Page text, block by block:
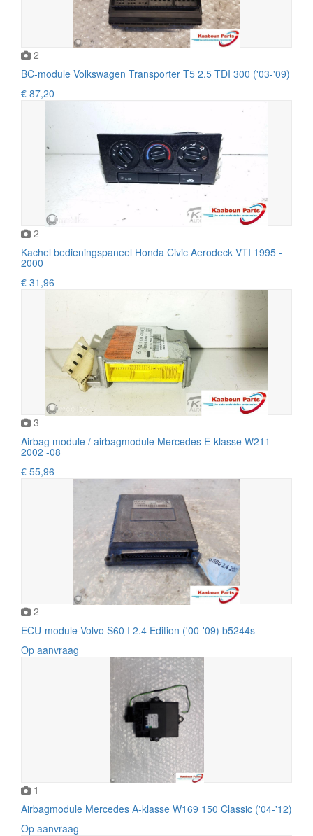
2
BC-module Volkswagen Transporter T5 2.5 TDI 300 ('03-'09)
€ 87,20
2
Kachel bedieningspaneel Honda Civic Aerodeck VTI 1995 -
2000
€ 31,96
3
Airbag module / airbagmodule Mercedes E-klasse W211
2002 -08
€ 55,96
2
ECU-module Volvo S60 I 2.4 Edition ('00-'09) b5244s
Op aanvraag
1
Airbagmodule Mercedes A-klasse W169 150 Classic ('04-'12)
Op aanvraag